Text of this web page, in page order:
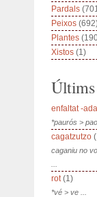
Pardals
Peixos
Plantes
Xistos (1)
Últims
enfaltat -ada
*paurós >
cagatzutzo
caganiu no
rot(1)
*vé > ve ...